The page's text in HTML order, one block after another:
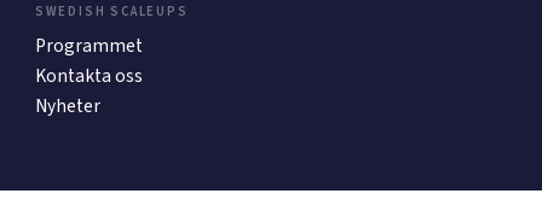
SWEDISH SCALEUPS
Programmet
Kontakta oss
Nyheter